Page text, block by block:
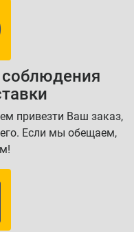
соблюдения
привезти Ваш заказ,
Если мы обещаем,